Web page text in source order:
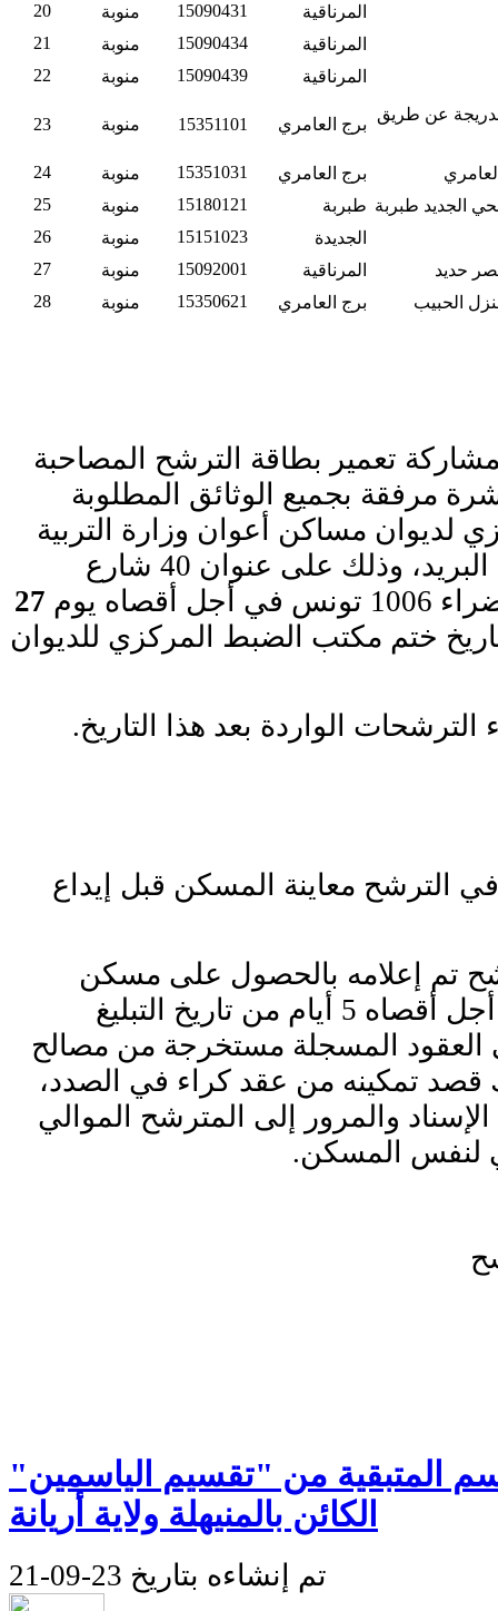
20
منوبة 15090431
المرناقية
21
منوبة 15090434
المرناقية
22
منوبة 15090439 المرناقية
23 منوبة 15351101 برج العامري
الدريجة عن طريق
24 منوبة 15351031 برج العامري
25
منوبة 15180121 طبربة الجديد طبربة
26
منوبة 15151023
الجديدة
27
منوبة 15092001 المرناقية
حديد
28
منوبة 15350621 برج العامري الحبيب
تعمير بطاقة الترشح المصاحبة
مرفقة بجميع الوثائق المطلوبة
لديوان مساكن أعوان وزارة التربية
أو إرسالها عن طريق البريد، وذلك على عنوان 40 شارع
يوم
27
ختم مكتب الضبط المركزي للديوان
الترشحات الواردة بعد هذا التاريخ.
معاينة المسكن قبل إيداع
تم إعلامه بالحصول على مسكن
الاتصال بالديوان في أجل أقصاه 5 أيام من تاريخ التبليغ
المسجلة مستخرجة من مصالح
قصد تمكينه من عقد كراء في الصدد،
الإسناد والمرور إلى المترشح الموالي
لنفس المسكن.
المتبقية من "تقسيم الياسمين"
الكائن بالمنيهلة ولاية أريانة
تم إنشاءه بتاريخ 23-09-21